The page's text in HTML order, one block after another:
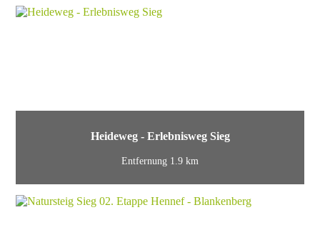
Heideweg - Erlebnisweg Sieg
Entfernung 1.9 km